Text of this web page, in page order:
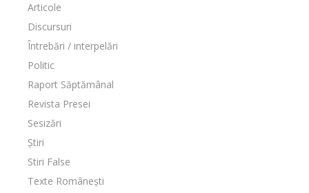
Articole
Discursuri
Întrebări / interpelări
Politic
Raport Săptămânal
Revista Presei
Sesizări
Știri
Stiri False
Texte Românești